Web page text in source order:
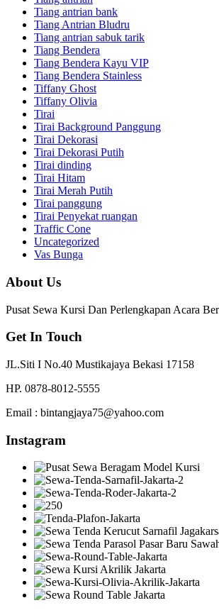
Tiang antrian bank
Tiang Antrian Bludru
Tiang antrian sabuk tarik
Tiang Bendera
Tiang Bendera Kayu VIP
Tiang Bendera Stainless
Tiffany Ghost
Tiffany Olivia
Tirai
Tirai Background Panggung
Tirai Dekorasi
Tirai Dekorasi Putih
Tirai dinding
Tirai Hitam
Tirai Merah Putih
Tirai panggung
Tirai Penyekat ruangan
Traffic Cone
Uncategorized
Vas Bunga
About Us
Pusat Sewa Kursi Dan Perlengkapan Acara
Get In Touch
JL.Siti I No.40 Mustikajaya Bekasi 17158
HP. 0878-8012-5555
Email : bintangjaya75@yahoo.com
Instagram